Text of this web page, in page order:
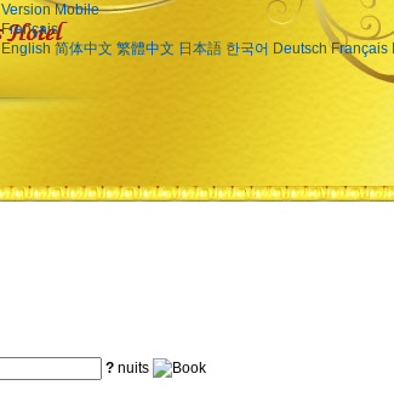
Version Mobile
Français
English 简体中文 繁體中文 日本語 한국어 Deutsch Français
? nuits